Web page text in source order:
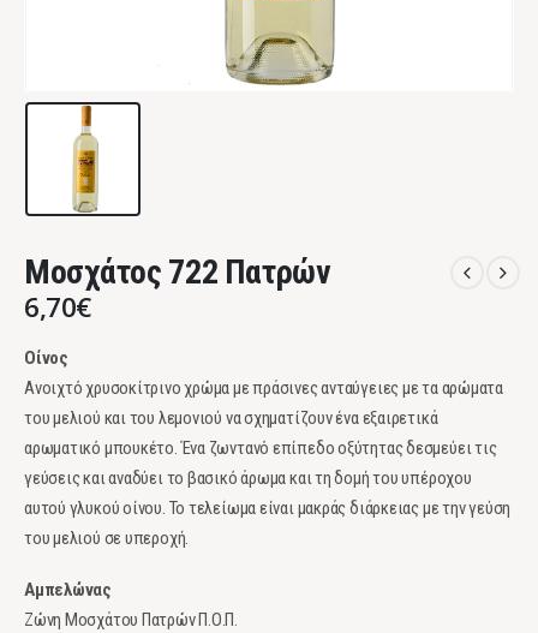
Μοσχάτος 722 Πατρών
6,70€
Οίνος
Ανοιχτό χρυσοκίτρινο χρώμα με πράσινες ανταύγειες με τα αρώματα
του μελιού και του λεμονιού να σχηματίζουν ένα εξαιρετικά
αρωματικό μπουκέτο. Ένα ζωντανό επίπεδο οξύτητας δεσμεύει τις
γεύσεις και αναδύει το βασικό άρωμα και τη δομή του υπέροχου
αυτού γλυκού οίνου. Το τελείωμα είναι μακράς διάρκειας με την γεύση
του μελιού σε υπεροχή.
Αμπελώνας
Ζώνη Μοσχάτου Πατρών Π.Ο.Π.